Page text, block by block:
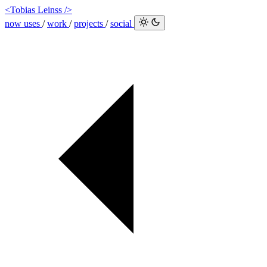
<Tobias Leinss />
now uses /work /projects /social